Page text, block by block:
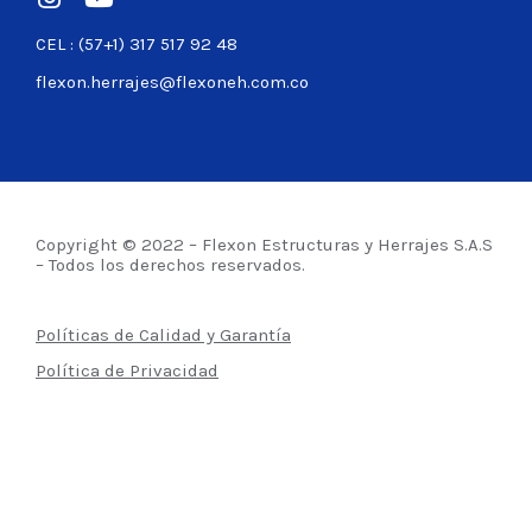
CEL : (57+1) 317 517 92 48
flexon.herrajes@flexoneh.com.co
Copyright © 2022 – Flexon Estructuras y Herrajes S.A.S
– Todos los derechos reservados.
Políticas de Calidad y Garantía
Política de Privacidad